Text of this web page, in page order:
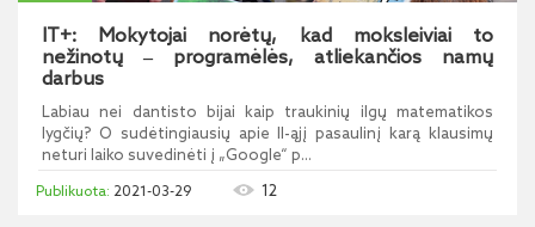
IT+: Mokytojai norėtų, kad moksleiviai to
nežinotų ‒ programėlės, atliekančios namų
darbus
Labiau nei dantisto bijai kaip traukinių ilgų matematikos
lygčių? O sudėtingiausių apie II-ąjį pasaulinį karą klausimų
neturi laiko suvedinėti į „Google“ p...
2021-03-29 12